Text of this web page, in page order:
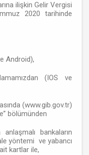
ilişkin Gelir Vergisi
2020 tarihinde
Android),
(IOS ve
(www.gib.gov.tr)
bölümünden
bankaların
yöntemi ve yabancı
kartlar ile,